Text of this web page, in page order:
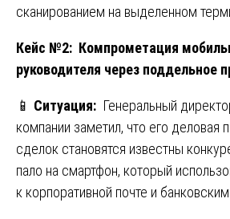
сканированием на выделенном
Кейс №2: Компрометация
руководителя через поддельное
📱 Ситуация: Генеральный
компании заметил, что его деловая
сделок становятся известны
пало на смартфон, который
к корпоративной почте и